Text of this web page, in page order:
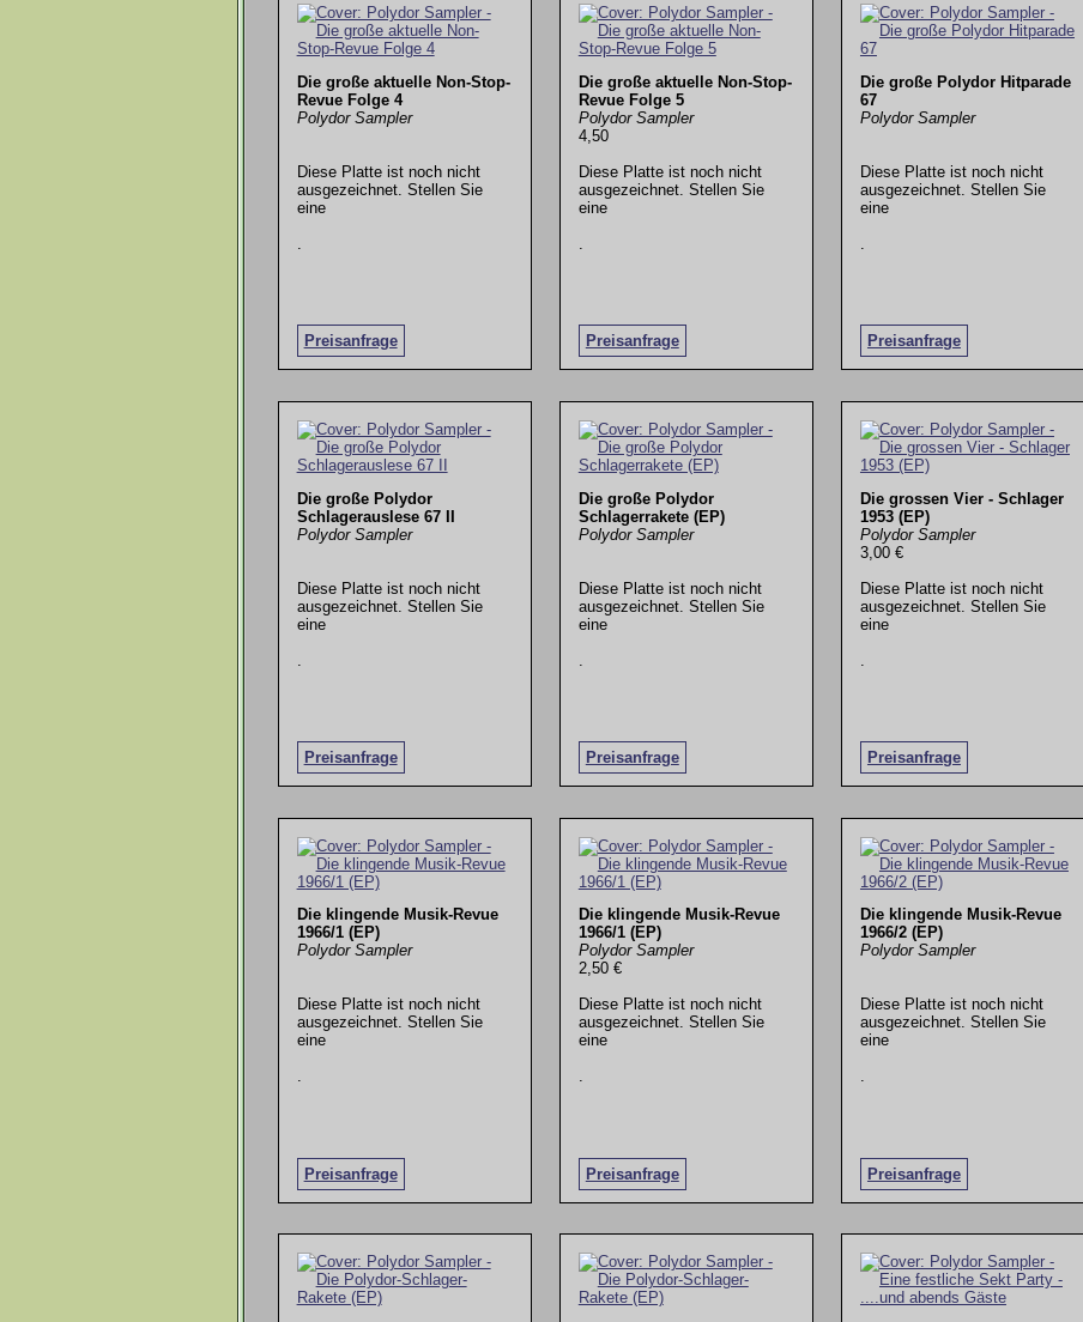
Die große aktuelle Non-Stop-
Revue Folge 4
Polydor Sampler
Diese Platte ist noch nicht
ausgezeichnet. Stellen Sie
eine
Preisanfrage
.
Die große aktuelle Non-Stop-
Revue Folge 5
Polydor Sampler
4,50
Diese Platte ist noch nicht
ausgezeichnet. Stellen Sie
eine
Preisanfrage
.
Die große Polydor Hitparade
67
Polydor Sampler
Diese Platte ist noch nicht
ausgezeichnet. Stellen Sie
eine
Preisanfrage
.
Die große Polydor
Schlagerauslese 67 II
Polydor Sampler
Diese Platte ist noch nicht
ausgezeichnet. Stellen Sie
eine
Preisanfrage
Die große Polydor
Schlagerrakete (EP)
Polydor Sampler
Diese Platte ist noch nicht
ausgezeichnet. Stellen Sie
eine
Preisanfrage
Die grossen Vier - Schlager
1953 (EP)
Polydor Sampler
3,00 €
Diese Platte ist noch nicht
ausgezeichnet. Stellen Sie
eine
Preisanfrage
Die klingende Musik-Revue
1966/1 (EP)
Polydor Sampler
Diese Platte ist noch nicht
ausgezeichnet. Stellen Sie
eine
Preisanfrage
.
Die klingende Musik-Revue
1966/1 (EP)
Polydor Sampler
2,50 €
Diese Platte ist noch nicht
ausgezeichnet. Stellen Sie
eine
Preisanfrage
.
Die klingende Musik-Revue
1966/2 (EP)
Polydor Sampler
Diese Platte ist noch nicht
ausgezeichnet. Stellen Sie
eine
Preisanfrage
.